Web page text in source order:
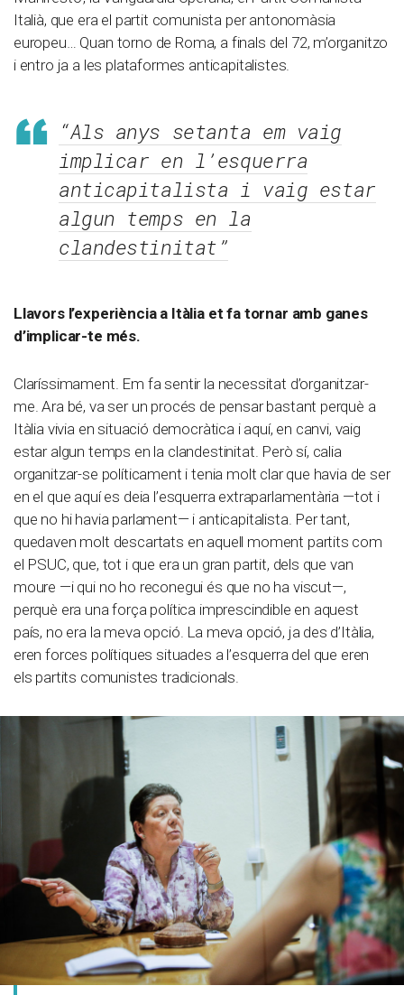
Italià, que era el partit comunista per antonomàsia
europeu… Quan torno de Roma, a finals del 72, m’organitzo
i entro ja a les plataformes anticapitalistes.
“Als anys setanta em vaig
implicar en l’esquerra
anticapitalista i vaig estar
algun temps en la
clandestinitat”
Llavors l’experiència a Itàlia et fa tornar amb ganes
d’implicar-te més.
Claríssimament. Em fa sentir la necessitat d’organitzar-
me. Ara bé, va ser un procés de pensar bastant perquè a
Itàlia vivia en situació democràtica i aquí, en canvi, vaig
estar algun temps en la clandestinitat. Però sí, calia
organitzar-se políticament i tenia molt clar que havia de ser
en el que aquí es deia l’esquerra extraparlamentària —tot i
que no hi havia parlament— i anticapitalista. Per tant,
quedaven molt descartats en aquell moment partits com
el PSUC, que, tot i que era un gran partit, dels que van
moure —i qui no ho reconegui és que no ha viscut—,
perquè era una força política imprescindible en aquest
país, no era la meva opció. La meva opció, ja des d’Itàlia,
eren forces polítiques situades a l’esquerra del que eren
els partits comunistes tradicionals.